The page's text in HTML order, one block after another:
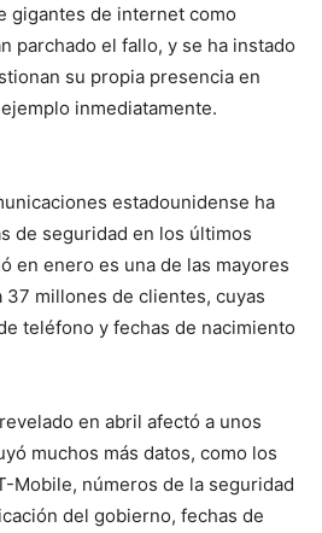
gigantes de internet como
parchado el fallo, y se ha instado
su propia presencia en
inmediatamente.
estadounidense ha
de seguridad en los últimos
en enero es una de las mayores
37 millones de clientes, cuyas
teléfono y fechas de nacimiento
en abril afectó a unos
muchos más datos, como los
Mobile, números de la seguridad
del gobierno, fechas de